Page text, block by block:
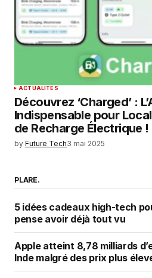
ACTUALITÉS
Découvrez ‘Charged’ :
Indispensable pour
de Recharge Électrique !
by Future Tech3 mai 2025
PLARE.
5 idées cadeaux high-tech
pense avoir déjà tout vu
Apple atteint 8,78 milliards
Inde malgré des prix plus